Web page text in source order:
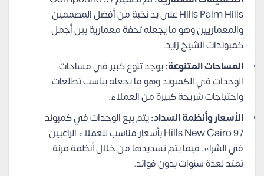
Hills Palm Hills على يد نخبة من أفضل المصممين
والمعماريين وهو ما يجعله تحفة معمارية بين أجمل
كمبوندات الشيخ زايد.
المساحات المتنوعة:يوجد تنوع كبير في مساحات
الوحدات في الكمبوند وهو ما يجعله يناسب تطلعات
واحتياجات شريحة كبيرة من العملاء.
الأسعار وأنظمة السداد:يتم بيع الوحدات في كمبوند
97 Hills New Cairo بأسعار مناسب للعملاء الراغبين
في الشراء، فيما يتم تسديدها من خلال أنظمة مرنة
تمتد لعدة سنوات بدون فوائد.